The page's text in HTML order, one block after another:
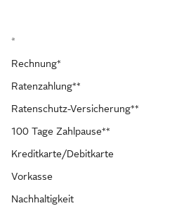
*
Rechnung*
Ratenzahlung**
Ratenschutz-Versicherung**
100 Tage Zahlpause**
Kreditkarte/Debitkarte
Vorkasse
Nachhaltigkeit